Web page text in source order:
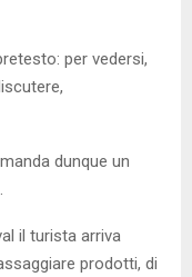
per vedersi,
dunque un
il turista arriva
prodotti, di